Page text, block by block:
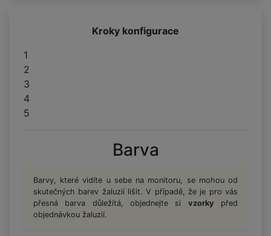
Kroky konfigurace
1
2
3
4
5
Barva
Barvy, které vidíte u sebe na monitoru, se mohou od
skutečných barev žaluzií lišit. V případě, že je pro vás
přesná barva důležitá, objednejte si vzorky před
objednávkou žaluzií.